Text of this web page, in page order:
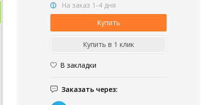
На заказ 1-4 дня
В закладки
Заказать через: